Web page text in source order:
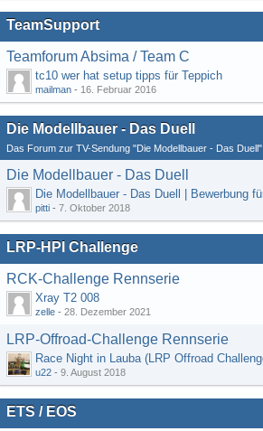
TeamSupport
Teamforum Absima / Team C
tc10 wer hat setup tipps für Teppich
mailman - 16. Februar 2016
Die Modellbauer - Das Duell
Das Forum zur TV-Sendung "Die Modellbauer - Das Duell"
Die Modellbauer - Das Duell
pitti - 7. Oktober 2018
LRP-HPI Challenge
RCK-Challenge Rennserie
Xray T2 008
zelle - 28. Dezember 2021
LRP-Offroad-Challenge Rennserie
u22 - 9. August 2018
ETS / EOS